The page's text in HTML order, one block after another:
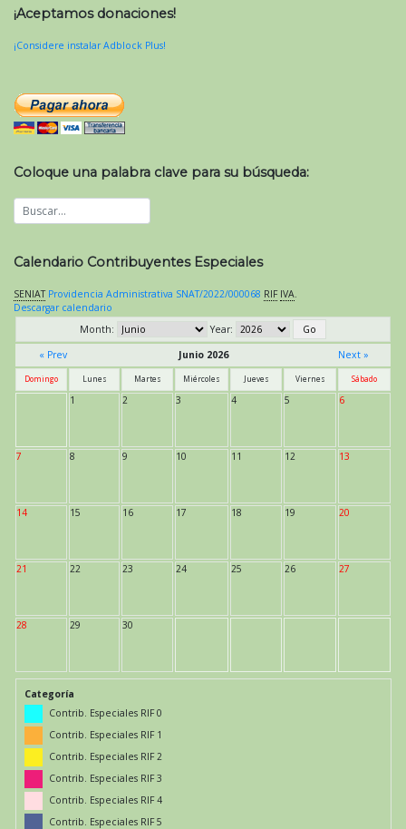
¡Aceptamos donaciones!
¡Considere instalar Adblock Plus!
Coloque una palabra clave para su búsqueda:
Calendario Contribuyentes Especiales
SENIAT Providencia Administrativa SNAT/2022/000068 RIF IVA.
Descargar calendario
Month:
Year:
« Prev
Junio 2026 Next »
Domingo Lunes Martes Miércoles Jueves Viernes Sábado
1 2 3 4 5 6
7 8 9 10 11 12 13
14 15 16 17 18 19 20
21 22 23 24 25 26 27
28 29 30
Categoría
Contrib. Especiales RIF 0
Contrib. Especiales RIF 1
Contrib. Especiales RIF 2
Contrib. Especiales RIF 3
Contrib. Especiales RIF 4
Contrib. Especiales RIF 5